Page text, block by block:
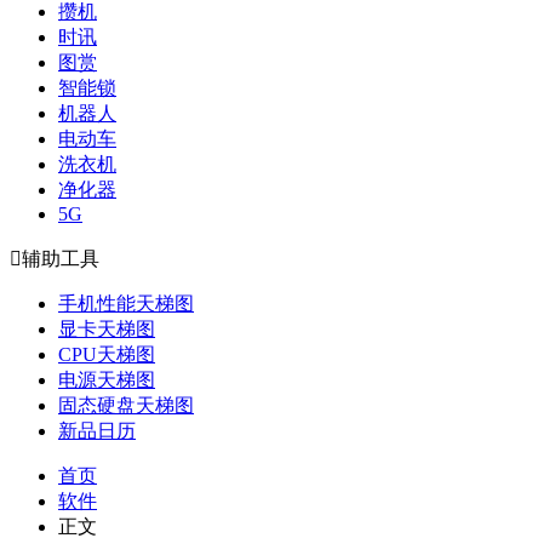
攒机
时讯
图赏
智能锁
机器人
电动车
洗衣机
净化器
5G
辅助工具
手机性能天梯图
显卡天梯图
CPU天梯图
电源天梯图
固态硬盘天梯图
新品日历
首页
软件
正文